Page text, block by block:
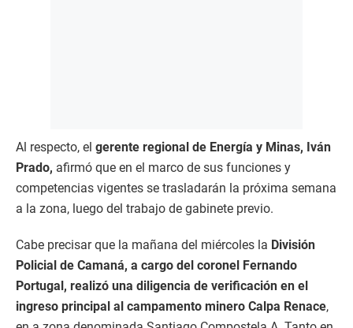
Al respecto, el gerente regional de Energía y Minas, Iván
Prado, afirmó que en el marco de sus funciones y
competencias vigentes se trasladarán la próxima semana
a la zona, luego del trabajo de gabinete previo.
Cabe precisar que la mañana del miércoles la División
Policial de Camaná, a cargo del coronel Fernando
Portugal, realizó una diligencia de verificación en el
ingreso principal al campamento minero Calpa Renace,